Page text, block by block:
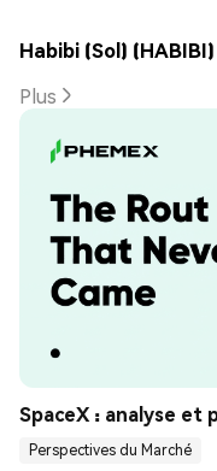
Habibi (Sol)
Plus
SpaceX : analyse et
Perspectives du Marché